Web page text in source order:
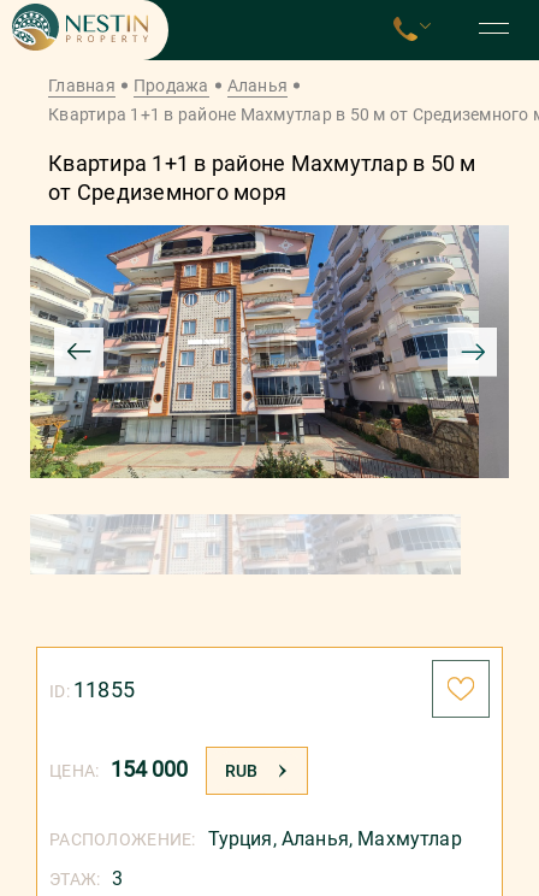
Главная Продажа
Аланья
Квартира 1+1 в районе Махмутлар в 50 м от Средиземного
Квартира 1+1 в районе Махмутлар в 50 м
от Средиземного моря
ЦЕНА: 154 000 RUB
ID: 11855
РАСПОЛОЖЕНИЕ: Турция, Аланья, Махмутлар
ЭТАЖ: 3